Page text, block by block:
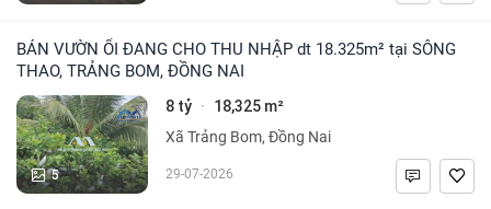
BÁN VƯỜN ỔI ĐANG CHO THU NHẬP dt 18.325m² tại SÔNG
THAO, TRẢNG BOM, ĐỒNG NAI
5
8 tỷ · 18,325 m²
Xã Trảng Bom, Đồng Nai
29-07-2026